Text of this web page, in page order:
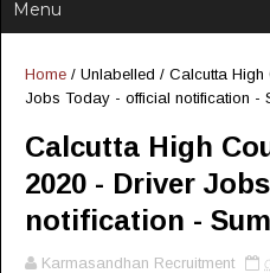
Home / Unlabelled / Calcutta High
Jobs Today - official notification -
Calcutta High
2020 - Driver
notification -
Karmasandhan Recruitment